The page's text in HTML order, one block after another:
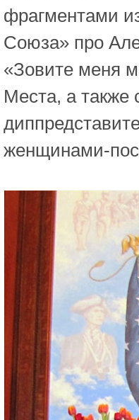
фрагментами
Союза» про
«Зовите меня
Места, а
женщинами-